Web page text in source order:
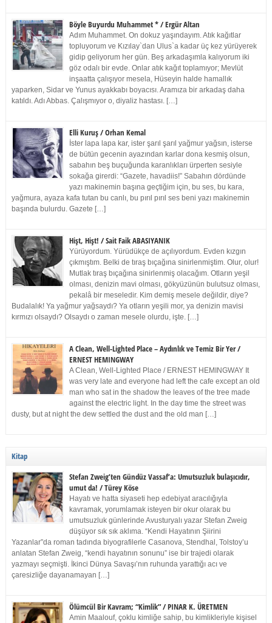
Böyle Buyurdu Muhammet * / Ergür Altan
Adım Muhammet. On dokuz yaşındayım. Atık kağıtlar
topluyorum ve Kızılay`dan Ulus`a kadar üç kez yürüyerek
gidip geliyorum her gün. Beş arkadaşımla kalıyorum iki
göz odalı bir evde. Onlar atık kağıt toplamıyor; Mevlüt
inşaatta çalışıyor mesela, Hüseyin halde hamallık
yaparken, Sidar ve Yunus ayakkabı boyacısı. Aramıza bir arkadaş daha
katıldı. Adı Abbas. Çalışmıyor o, diyaliz hastası. […]
Elli Kuruş / Orhan Kemal
İster lapa lapa kar, ister şarıl şarıl yağmur yağsın, isterse
de bütün gecenin ayazından karlar dona kesmiş olsun,
sabahın beş buçuğunda karanlıkları ürperten sesiyle
sokağa girerdi: “Gazete, havadiis!” Sabahın dördünde
yazı makinemin başına geçtiğim için, bu ses, bu kara,
yağmura, ayaza kafa tutan bu canlı, bu pırıl pırıl ses beni yazı makinemin
başında bulurdu. Gazete […]
Hişt, Hişt! / Sait Faik ABASIYANIK
Yürüyordum. Yürüdükçe de açılıyordum. Evden kızgın
çıkmıştım. Belki de tıraş bıçağına sinirlenmiştim. Olur, olur!
Mutlak tıraş bıçağına sinirlenmiş olacağım. Otların yeşil
olması, denizin mavi olması, gökyüzünün bulutsuz olması,
pekalâ bir meseledir. Kim demiş mesele değildir, diye?
Budalalık! Ya yağmur yağsaydı? Ya otların yeşili mor, ya denizin mavisi
kırmızı olsaydı? Olsaydı o zaman mesele olurdu, işte. […]
A Clean, Well-Lighted Place – Aydınlık ve Temiz Bir Yer /
ERNEST HEMINGWAY
A Clean, Well-Lighted Place / ERNEST HEMINGWAY It
was very late and everyone had left the cafe except an old
man who sat in the shadow the leaves of the tree made
against the electric light. In the day time the street was
dusty, but at night the dew settled the dust and the old man […]
Kitap
Stefan Zweig’ten Gündüz Vassaf’a: Umutsuzluk bulaşıcıdır,
umut da! / Türey Köse
Hayatı ve hatta siyaseti hep edebiyat aracılığıyla
kavramak, yorumlamak isteyen bir okur olarak bu
umutsuzluk günlerinde Avusturyalı yazar Stefan Zweig
düşüyor sık sık aklıma. “Kendi Hayatının Şiirini
Yazanlar”da roman tadında biyografilerle Casanova, Stendhal, Tolstoy’u
anlatan Stefan Zweig, “kendi hayatının sonunu” ise bir trajedi olarak
yazmayı seçmişti. İkinci Dünya Savaşı’nın ruhunda yarattığı acı ve
çaresizliğe dayanamayan […]
Ölümcül Bir Kavram; “Kimlik” / PINAR K. ÜRETMEN
Amin Maalouf, çoklu kimliğe sahip, bu kimlikleriyle kişisel